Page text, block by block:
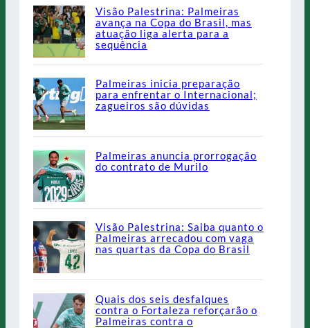
Visão Palestrina: Palmeiras
avança na Copa do Brasil, mas
atuação liga alerta para a
sequência
Palmeiras inicia preparação
para enfrentar o Internacional;
zagueiros são dúvidas
Palmeiras anuncia prorrogação
do contrato de Murilo
Visão Palestrina: Saiba quanto o
Palmeiras arrecadou com vaga
nas quartas da Copa do Brasil
Quais dos seis desfalques
contra o Fortaleza reforçarão o
Palmeiras contra o